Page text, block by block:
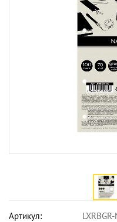
Артикул:
LXRBGR-